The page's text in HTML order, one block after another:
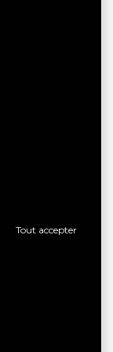
Tout accepter